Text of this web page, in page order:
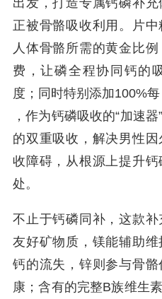
出发，打造专属钙磷补
正被骨骼吸收利用。片
人体骨骼所需的黄金比
费，让磷全程协同钙的
度；同时特别添加100%
，作为钙磷吸收的“加速
的双重吸收，解决男性
收障碍，从根源上提升
处。
不止于钙磷同补，这款
友好矿物质，镁能辅助
钙的流失，锌则参与骨
康；含有的完整B族维生